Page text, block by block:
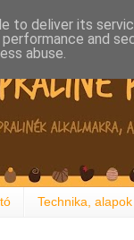
Technika, alapok
to deliver its
and
abuse.